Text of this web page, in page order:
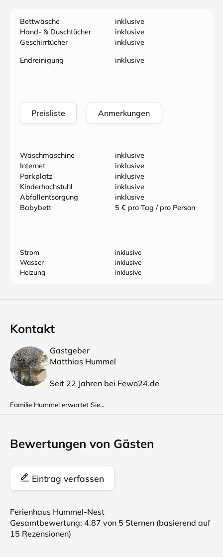
Bettwäsche
inklusive
Hand- & Duschtücher
inklusive
Geschirrtücher
inklusive
Endreinigung
inklusive
Preisliste Anmerkungen
Waschmaschine
inklusive
Internet
inklusive
Parkplatz
inklusive
Kinderhochstuhl
inklusive
Abfallentsorgung
inklusive
Babybett
5 € pro Tag / pro Person
Strom
inklusive
Wasser
inklusive
Heizung
inklusive
Kontakt
Gastgeber
Matthias Hummel
Seit 22 Jahren bei Fewo24.de
Familie Hummel erwartet Sie...
Bewertungen von Gästen
Eintrag verfassen
Ferienhaus Hummel-Nest
Gesamtbewertung: 4.87 von 5 Sternen (basierend auf
15 Rezensionen)